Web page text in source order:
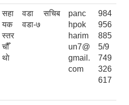
सहा
यक
स्तर
चौँ
थाे
वडा सचिब
वडा-७
panc
hpok
harim
un7@
gmail.
com
984
956
885
5/9
749
326
617